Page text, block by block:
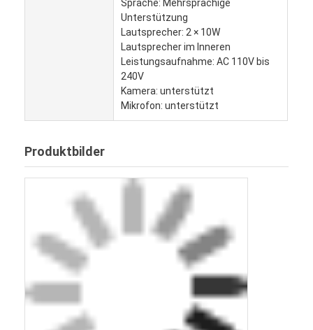
Selbstbestellungskiosk
Bildschirm des Schaufensters
Stange LCD-Anzeige
Miet-LED-Anzeige
Touch Screen Tabelle
LED Filmbildschirm
Anzeige mit E-Tinte
Bar-LED-Anzeige
Sprache: Mehrsprachige
Unterstützung
Lautsprecher: 2 × 10W
Lautsprecher im Inneren
Leistungsaufnahme: AC 110V bis
240V
Kamera: unterstützt
Mikrofon: unterstützt
Produktbilder